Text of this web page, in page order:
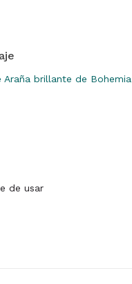
brillante de Bohemia
de usar